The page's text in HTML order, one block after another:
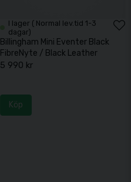
I lager ( Normal lev.tid 1-3
dagar)
Billingham Mini Eventer Black
FibreNyte / Black Leather
5 990 kr
Köp